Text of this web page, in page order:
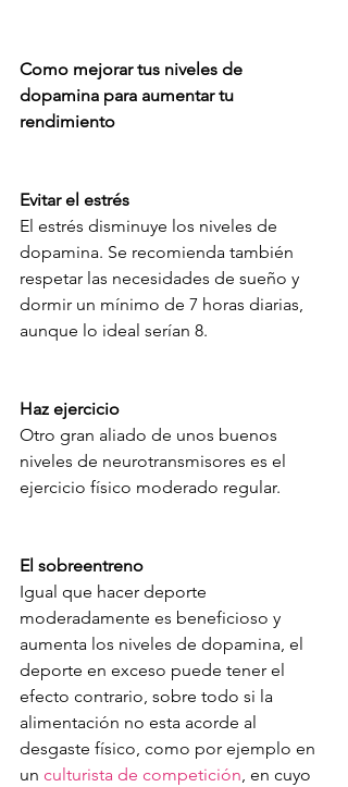
Como mejorar tus niveles de
dopamina para aumentar tu
rendimiento
Evitar el estrés
El estrés disminuye los niveles de
dopamina. Se recomienda también
respetar las necesidades de sueño y
dormir un mínimo de 7 horas diarias,
aunque lo ideal serían 8.
Haz ejercicio
Otro gran aliado de unos buenos
niveles de neurotransmisores es el
ejercicio físico moderado regular.
El sobreentreno
Igual que hacer deporte
moderadamente es beneficioso y
aumenta los niveles de dopamina, el
deporte en exceso puede tener el
efecto contrario, sobre todo si la
alimentación no esta acorde al
desgaste físico, como por ejemplo en
un culturista de competición, en cuyo